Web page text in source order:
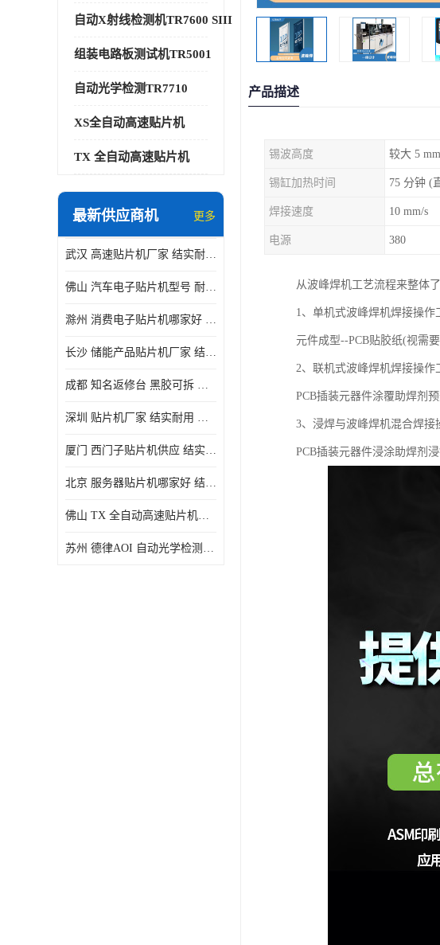
自动X射线检测机TR7600 SIII
组装电路板测试机TR5001
自动光学检测TR7710
XS全自动高速贴片机
TX 全自动高速贴片机
最新供应商机 更多
武汉 高速贴片机厂家 结实耐用 贴片效率高
佛山 汽车电子贴片机型号 耐振动 宽容性高
滁州 消费电子贴片机哪家好 结实耐用 全自动化
长沙 储能产品贴片机厂家 结实耐用 适用范围广
成都 知名返修台 黑胶可拆 对位 校正 贴放准确
深圳 贴片机厂家 结实耐用 全自动化
厦门 西门子贴片机供应 结实耐用 提高生产率
北京 服务器贴片机哪家好 结实耐用 宽容性高
佛山 TX 全自动高速贴片机型号 结实耐用 全自动化
苏州 德律AOI 自动光学检测 帮助节省时间和劳动力成本
产品描述
锡波高度 较大 5 mm
锡缸加热时间 75 分钟 (
焊接速度 10 mm/s
电源 380
从波峰焊机工艺流程来整体
1、单机式波峰焊机焊接操作
元件成型--PCB贴胶纸(视需
2、联机式波峰焊机焊接操作
PCB插装元器件涂覆助焊剂
3、浸焊与波峰焊机混合焊接
PCB插装元器件浸涂助焊剂